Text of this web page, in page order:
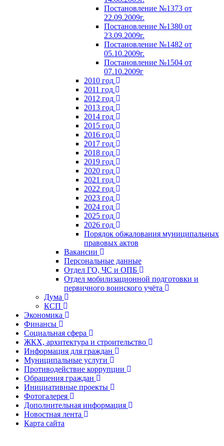
Постановление №1373 от
22.09.2009г.
Постановление №1380 от
23.09.2009г.
Постановление №1482 от
05.10.2009г.
Постановление №1504 от
07.10.2009г
2010 год
2011 год
2012 год
2013 год
2014 год
2015 год
2016 год
2017 год
2018 год
2019 год
2020 год
2021 год
2022 год
2023 год
2024 год
2025 год
2026 год
Порядок обжалования муниципальных
правовых актов
Вакансии
Персональные данные
Отдел ГО, ЧС и ОПБ
Отдел мобилизационной подготовки и
первичного воинского учёта
Дума
КСП
Экономика
Финансы
Социальная сфера
ЖКХ, архитектура и строительство
Информация для граждан
Муниципальные услуги
Противодействие коррупции
Обращения граждан
Инициативные проекты
Фотогалерея
Дополнительная информация
Новостная лента
Карта сайта